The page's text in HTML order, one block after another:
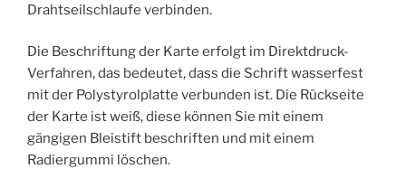
Drahtseilschlaufe verbinden.
Die Beschriftung der Karte erfolgt im Direktdruck-
Verfahren, das bedeutet, dass die Schrift wasserfest
mit der Polystyrolplatte verbunden ist. Die Rückseite
der Karte ist weiß, diese können Sie mit einem
gängigen Bleistift beschriften und mit einem
Radiergummi löschen.